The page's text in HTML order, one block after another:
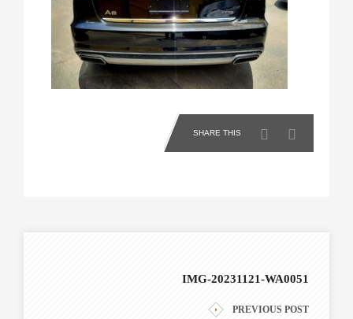
SHARE THIS
IMG-20231121-WA0051
PREVIOUS POST